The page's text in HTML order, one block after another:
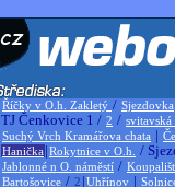
Říčky v O.h. Zakletý / Sjezdovka
TJ Čenkovice 1 / 2 / svitavská
Suchý Vrch Kramářova chata |
Hanička |Rokytnice v O.h. /
Jablonné n O. náměstí /
Bartošovice / 2 |Uhřínov |